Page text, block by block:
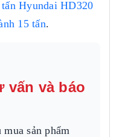
Hyundai HD320
15 tấn.
vấn và báo
sản phẩm